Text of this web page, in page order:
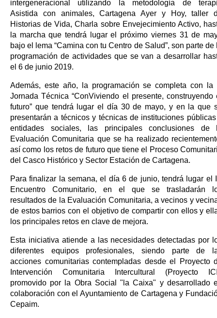
intergeneracional utilizando la metodología de
Asistida con animales, Cartagena Ayer y Hoy, taller
Historias de Vida, Charla sobre Envejecimiento Activo,
la marcha que tendrá lugar el próximo viernes 31 de
bajo el lema “Camina con tu Centro de Salud”, son parte de
programación de actividades que se van a desarrollar
el 6 de junio 2019.
Además, este año, la programación se completa con la
Jornada Técnica “ConViviendo el presente, construyendo
futuro” que tendrá lugar el día 30 de mayo, y en la que
presentarán a técnicos y técnicas de instituciones
entidades sociales, las principales conclusiones de
Evaluación Comunitaria que se ha realizado
así como los retos de futuro que tiene el Proceso
del Casco Histórico y Sector Estación de Cartagena.
Para finalizar la semana, el día 6 de junio, tendrá lugar el
Encuentro Comunitario, en el que se trasladarán
resultados de la Evaluación Comunitaria, a vecinos y
de estos barrios con el objetivo de compartir con ellos y
los principales retos en clave de mejora.
Esta iniciativa atiende a las necesidades detectadas por
diferentes equipos profesionales, siendo parte de
acciones comunitarias contempladas desde el Proyecto
Intervención Comunitaria Intercultural (Proyecto
promovido por la Obra Social "la Caixa" y desarrollado
colaboración con el Ayuntamiento de Cartagena y
Cepaim.